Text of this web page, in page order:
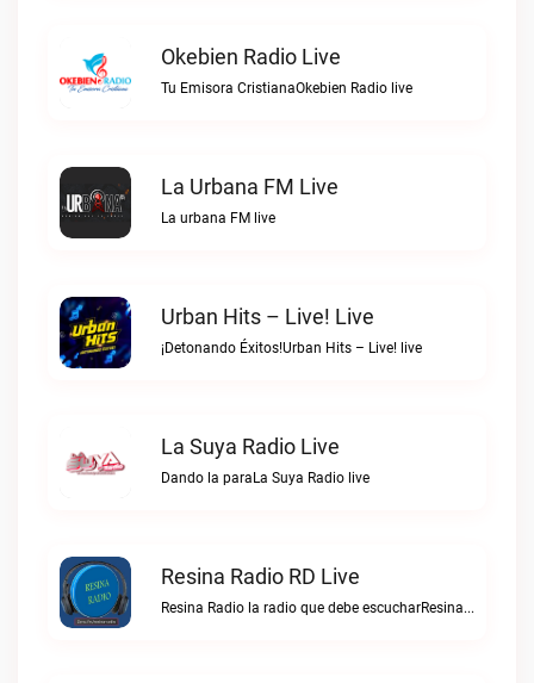
Okebien Radio Live
Tu Emisora CristianaOkebien Radio live
La Urbana FM Live
La urbana FM live
Urban Hits – Live! Live
¡Detonando Éxitos!Urban Hits – Live! live
La Suya Radio Live
Dando la paraLa Suya Radio live
Resina Radio RD Live
Resina Radio la radio que debe escucharResina Radio RD live